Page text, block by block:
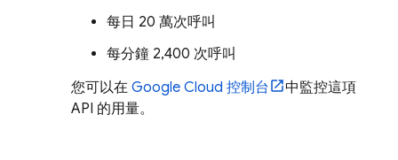
每日 20 萬次呼叫
每分鐘 2,400 次呼叫
您可以在 Google Cloud 控制台
中監控這項
API 的用量。